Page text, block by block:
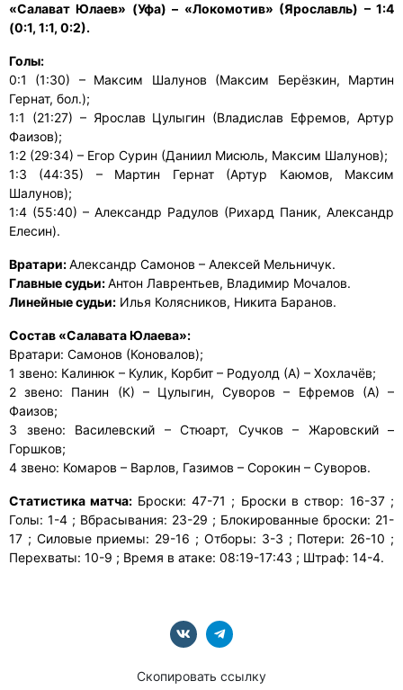
«Салават Юлаев» (Уфа) – «Локомотив» (Ярославль) – 1:4
(0:1, 1:1, 0:2).
Голы:
0:1 (1:30) – Максим Шалунов (Максим Берёзкин, Мартин
Гернат, бол.);
1:1 (21:27) – Ярослав Цулыгин (Владислав Ефремов, Артур
Фаизов);
1:2 (29:34) – Егор Сурин (Даниил Мисюль, Максим Шалунов);
1:3 (44:35) – Мартин Гернат (Артур Каюмов, Максим
Шалунов);
1:4 (55:40) – Александр Радулов (Рихард Паник, Александр
Елесин).
Вратари:Александр Самонов – Алексей Мельничук.
Главные судьи:Антон Лаврентьев, Владимир Мочалов.
Линейные судьи: Илья Колясников, Никита Баранов.
Состав «Салавата Юлаева»:
Вратари: Самонов (Коновалов);
1 звено: Калинюк – Кулик, Корбит – Родуолд (А) – Хохлачёв;
2 звено: Панин (К) – Цулыгин, Суворов – Ефремов (А) –
Фаизов;
3 звено: Василевский – Стюарт, Сучков – Жаровский –
Горшков;
4 звено: Комаров – Варлов, Газимов – Сорокин – Суворов.
Статистика матча: Броски: 47-71 ; Броски в створ: 16-37 ;
Голы: 1-4 ; Вбрасывания: 23-29 ; Блокированные броски: 21-
17 ; Силовые приемы: 29-16 ; Отборы: 3-3 ; Потери: 26-10 ;
Перехваты: 10-9 ; Время в атаке: 08:19-17:43 ; Штраф: 14-4.
Скопировать ссылку